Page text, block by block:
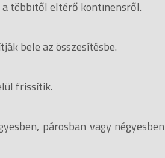
a többitől eltérő kontinensről.
bele az összesítésbe.
frissítik.
párosban vagy négyesben